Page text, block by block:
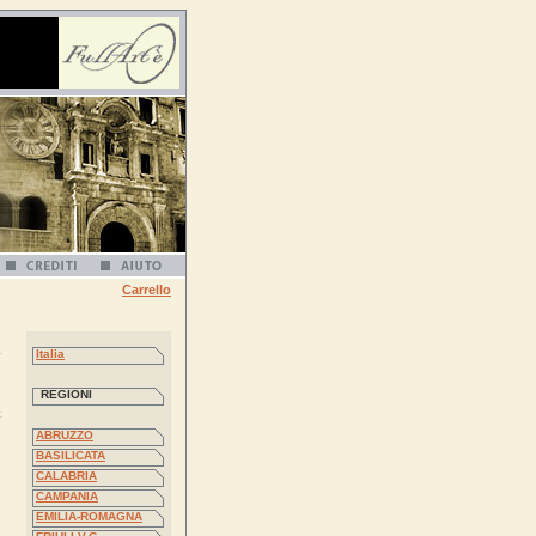
Carrello
Italia
REGIONI
ABRUZZO
BASILICATA
CALABRIA
CAMPANIA
EMILIA-ROMAGNA